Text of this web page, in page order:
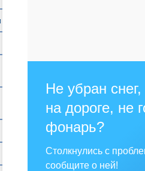
Не убран
на дороге, не
фонарь?
Столкнулись с
сообщите о ней!